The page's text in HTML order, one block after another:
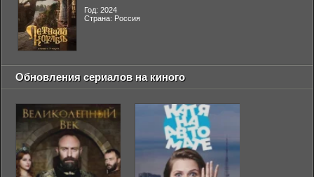
Год: 2024
Страна: Россия
Обновления сериалов на киного